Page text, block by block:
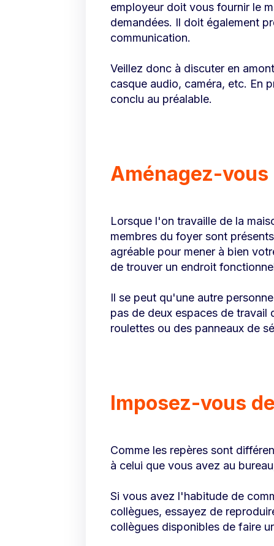
employeur doit vous fournir le
demandées. Il doit également
communication.
Veillez donc à discuter en
casque audio, caméra, etc. En
conclu au préalable.
Aménagez-
Lorsque l'on travaille de la
membres du foyer sont
agréable pour mener à bien
de trouver un endroit
Il se peut qu'une autre
pas de deux espaces de
roulettes ou des panneaux de
Imposez-vous
Comme les repères sont
à celui que vous avez au
Si vous avez l'habitude de
collègues, essayez de
collègues disponibles de faire